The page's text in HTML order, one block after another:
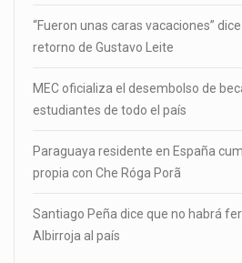
“Fueron unas caras vacaciones”
retorno de Gustavo Leite
MEC oficializa el desembolso de
estudiantes de todo el país
Paraguaya residente en España
propia con Che Róga Porã
Santiago Peña dice que no habrá
Albirroja al país